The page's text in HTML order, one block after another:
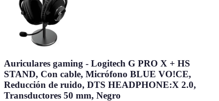
Auriculares gaming - Logitech G PRO X + HS
STAND, Con cable, Micrófono BLUE VO!CE,
Reducción de ruido, DTS HEADPHONE:X 2.0,
Transductores 50 mm, Negro